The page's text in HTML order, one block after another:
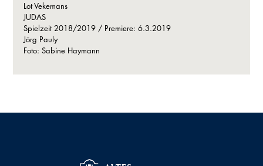
Lot Vekemans
JUDAS
Spielzeit 2018/2019 / Premiere: 6.3.2019
Jörg Pauly
Foto: Sabine Haymann